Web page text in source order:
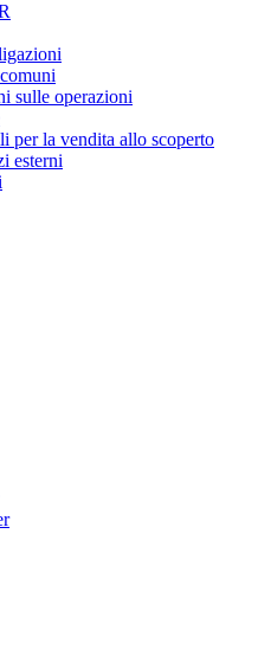
sulle operazioni
per la vendita allo scoperto
esterni